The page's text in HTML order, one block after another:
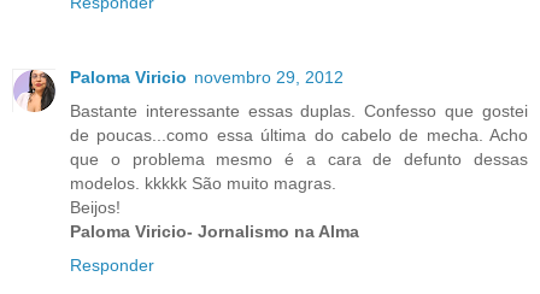
Paloma Viricio novembro 29, 2012
Bastante interessante essas duplas. Confesso que gostei
de poucas...como essa última do cabelo de mecha. Acho
que o problema mesmo é a cara de defunto dessas
modelos. kkkkk São muito magras.
Beijos!
Paloma Viricio- Jornalismo na Alma
Responder